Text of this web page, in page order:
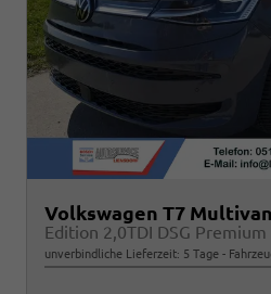
Volkswagen T7 Multivan
Edition 2,0TDI DSG
unverbindliche Lieferzeit: 5 Tage